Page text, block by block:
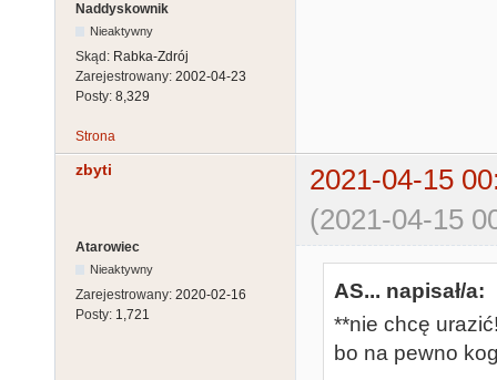
Naddyskownik
Nieaktywny
Skąd: Rabka-Zdrój
Zarejestrowany: 2002-04-23
Posty: 8,329
Strona
zbyti
2021-04-15
(2021-04-15
Atarowiec
Nieaktywny
Zarejestrowany: 2020-02-16
Posty: 1,721
AS... napisał/a:
**nie chcę
bo na pewno